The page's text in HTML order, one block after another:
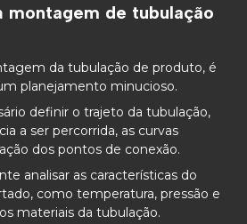
montagem de tubulação
da tubulação de produto, é
planejamento minucioso.
definir o trajeto da tubulação,
a ser percorrida, as curvas
dos pontos de conexão.
analisar as características do
como temperatura, pressão e
materiais da tubulação.